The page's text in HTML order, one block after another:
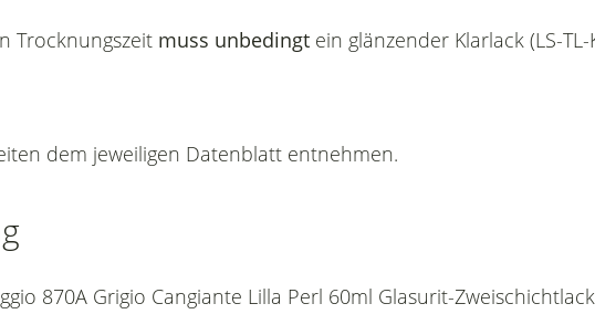
Trocknungszeit muss unbedingt ein glänzender Klarlack (LS-
dem jeweiligen Datenblatt entnehmen.
870A Grigio Cangiante Lilla Perl 60ml Glasurit-Zweischichtlack